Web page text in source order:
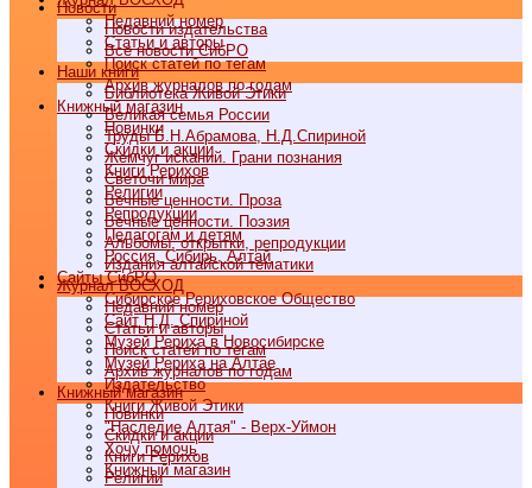
Недавний номер
Статьи и авторы
Поиск статей по тегам
Архив журналов по годам
Книжный магазин
Новинки
Скидки и акции
Книги Рерихов
Религии
Репродукции
Педагогам и детям
Россия, Сибирь, Алтай
Cайты СибРО
Сибирское Рериховское Общество
Сайт Н.Д. Спириной
Музей Рериха в Новосибирске
Музей Рериха на Алтае
Издательство
Книги Живой Этики
"Наследие Алтая" - Верх-Уймон
Хочу помочь
Книжный магазин
Новости
Новости издательства
Все новости СибРО
Наши книги
Библиотека Живой Этики
Великая семья России
Труды Б.Н.Абрамова, Н.Д.Спириной
Жемчуг исканий. Грани познания
Светочи мира
Вечные ценности. Проза
Вечные ценности. Поэзия
Альбомы, открытки, репродукции
Издания алтайской тематики
Журнал ВОСХОД
Недавний номер
Статьи и авторы
Поиск статей по тегам
Архив журналов по годам
Книжный магазин
Новинки
Скидки и акции
Книги Рерихов
Религии